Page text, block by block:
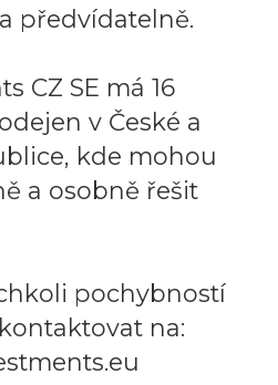
předvídatelně.
CZ SE má 16
v České a
kde mohou
a osobně řešit
pochybností
na: